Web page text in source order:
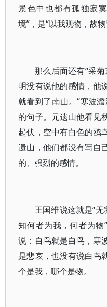
景色中也都有孤独寂
境”，是“以我观物，故物
那么后面还有“采
明没有说他的感情，他
就看到了南山。“寒波
的句子。元遗山他看见
起伏，空中有白色的鸥
遗山，他们都没有写自
的、强烈的感情。
王国维说这就是“无
知何者为我，何者为物
说：白鸟就是白鸟，寒
是悲哀，也没有说白鸟
个是我，哪个是物。